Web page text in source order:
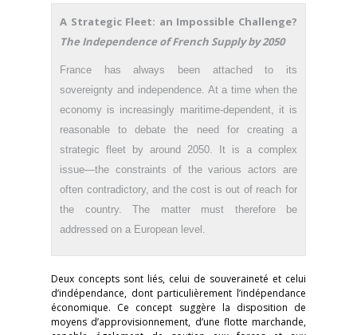
A Strategic Fleet: an Impossible Challenge?
The Independence of French Supply by 2050
France has always been attached to its
sovereignty and independence. At a time when the
economy is increasingly maritime-dependent, it is
reasonable to debate the need for creating a
strategic fleet by around 2050. It is a complex
issue—the constraints of the various actors are
often contradictory, and the cost is out of reach for
the country. The matter must therefore be
addressed on a European level.
Deux concepts sont liés, celui de souveraineté et celui
d’indépendance, dont particulièrement l’indépendance
économique. Ce concept suggère la disposition de
moyens d’approvisionnement, d’une flotte marchande,